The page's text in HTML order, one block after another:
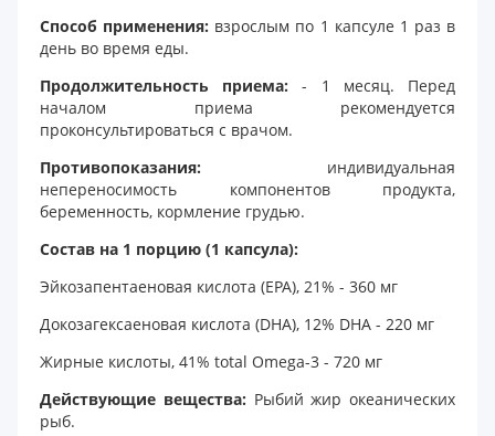
Способ применения: взрослым по 1 капсуле 1 раз в
день во время еды.
Продолжительность приема: - 1 месяц. Перед
началом приема рекомендуется
проконсультироваться с врачом.
Противопоказания: индивидуальная
непереносимость компонентов продукта,
беременность, кормление грудью.
Состав на 1 порцию (1 капсула):
Эйкозапентаеновая кислота (EPA), 21% - 360 мг
Докозагексаеновая кислота (DHA), 12% DHA - 220 мг
Жирные кислоты, 41% total Omega-3 - 720 мг
Действующие вещества: Рыбий жир океанических
рыб.